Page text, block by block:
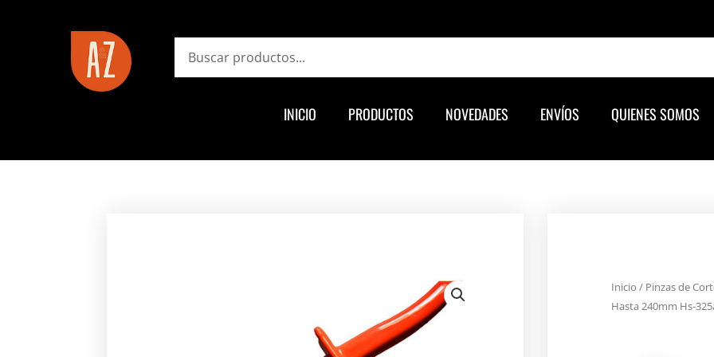
INICIO PRODUCTOS NOVEDADES ENVÍOS QUIENES SOMOS
Inicio / Pinzas de
Hasta 240mm Hs-